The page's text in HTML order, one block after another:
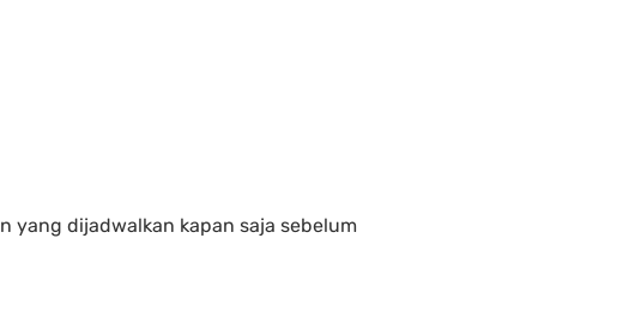
yang dijadwalkan kapan saja sebelum